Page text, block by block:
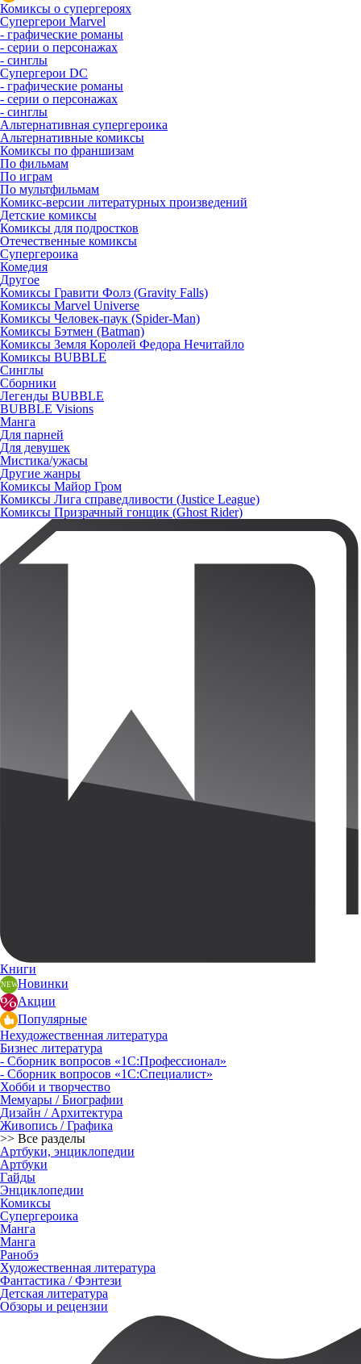
Комиксы о супергероях
Супергерои Marvel
- графические романы
- серии о персонажах
- синглы
Супергерои DC
- графические романы
- серии о персонажах
- синглы
Альтернативная супергероика
Альтернативные комиксы
Комиксы по франшизам
По фильмам
По играм
По мультфильмам
Комикс-версии литературных произведений
Детские комиксы
Комиксы для подростков
Отечественные комиксы
Супергероика
Комедия
Другое
Комиксы Гравити Фолз (Gravity Falls)
Комиксы Marvel Universe
Комиксы Человек-паук (Spider-Man)
Комиксы Бэтмен (Batman)
Комиксы Земля Королей Федора Нечитайло
Комиксы BUBBLE
Синглы
Сборники
Легенды BUBBLE
BUBBLE Visions
Манга
Для парней
Для девушек
Мистика/ужасы
Другие жанры
Комиксы Майор Гром
Комиксы Лига справедливости (Justice League)
Комиксы Призрачный гонщик (Ghost Rider)
Книги
Новинки
Акции
Популярные
Нехудожественная литература
Бизнес литература
- Сборник вопросов «1С:Профессионал»
- Сборник вопросов «1С:Специалист»
Хобби и творчество
Мемуары / Биографии
Дизайн / Архитектура
Живопись / Графика
>> Все разделы
Артбуки, энциклопедии
Артбуки
Гайды
Энциклопедии
Комиксы
Супергероика
Манга
Манга
Ранобэ
Художественная литература
Фантастика / Фэнтези
Детская литература
Обзоры и рецензии